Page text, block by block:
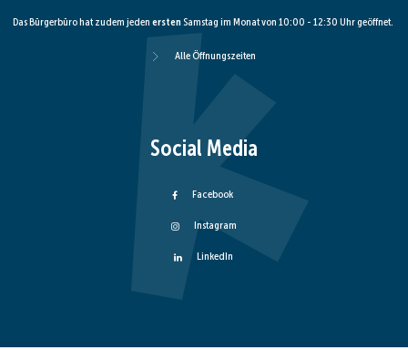
Das Bürgerbüro hat zudem jeden erstenSamstag im Monat von 10:00 - 12:30 Uhr geöffnet.
Alle Öffnungszeiten
Social Media
Facebook
Instagram
LinkedIn